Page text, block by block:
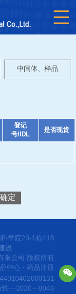
中间体、样品
登记
号/IDL
是否现货
确定
学院23-1栋418
设
限公司 版权所有
中心 · 药品注册
性—2020—0046